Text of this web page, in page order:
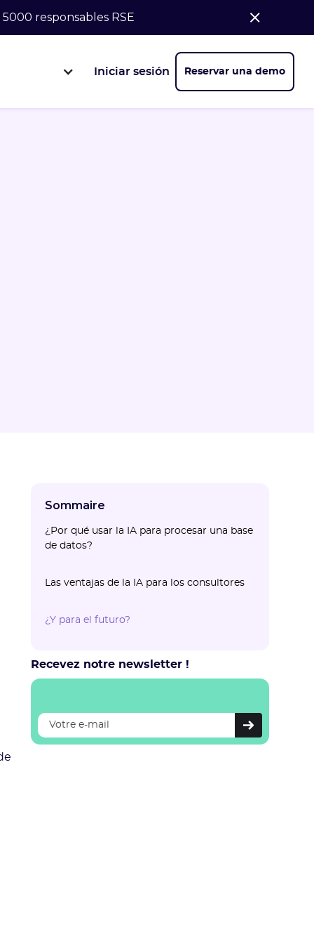
responsables RSE
Iniciar sesión Reservar una demo
Sommaire
¿Por qué usar la IA para procesar una base
de datos?
Las ventajas de la IA para los consultores
¿Y para el futuro?
Recevez notre newsletter !